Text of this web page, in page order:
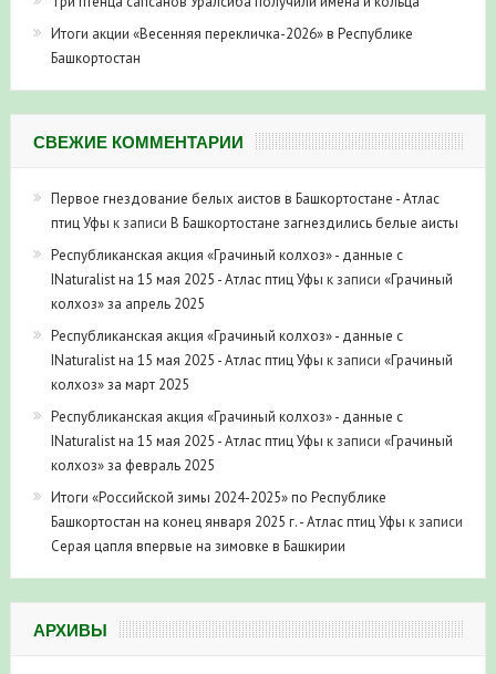
Итоги акции «Весенняя перекличка-2026» в Республике
Башкортостан
СВЕЖИЕ КОММЕНТАРИИ
птиц Уфык записиВ Башкортостане загнездились белые аисты
Республиканская акция «Грачиный колхоз» - данные с
INaturalist на 15 мая 2025 - Атлас птиц Уфык записи«Грачиный
колхоз» за апрель 2025
Республиканская акция «Грачиный колхоз» - данные с
INaturalist на 15 мая 2025 - Атлас птиц Уфык записи«Грачиный
колхоз» за март 2025
Республиканская акция «Грачиный колхоз» - данные с
INaturalist на 15 мая 2025 - Атлас птиц Уфык записи«Грачиный
колхоз» за февраль 2025
Итоги «Российской зимы 2024-2025» по Республике
Башкортостан на конец января 2025 г. - Атлас птиц Уфы
Серая цапля впервые на зимовке в Башкирии
АРХИВЫ